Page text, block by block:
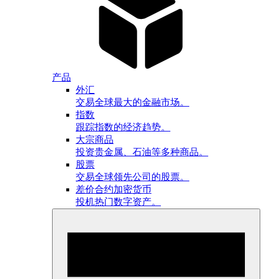
产品
外汇
交易全球最大的金融市场。
指数
跟踪指数的经济趋势。
大宗商品
投资贵金属、石油等多种商品。
股票
交易全球领先公司的股票。
差价合约加密货币
投机热门数字资产。